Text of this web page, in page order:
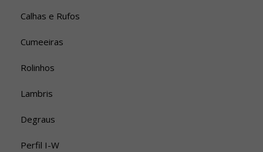
Calhas e Rufos
Cumeeiras
Rolinhos
Lambris
Degraus
Perfil I-W